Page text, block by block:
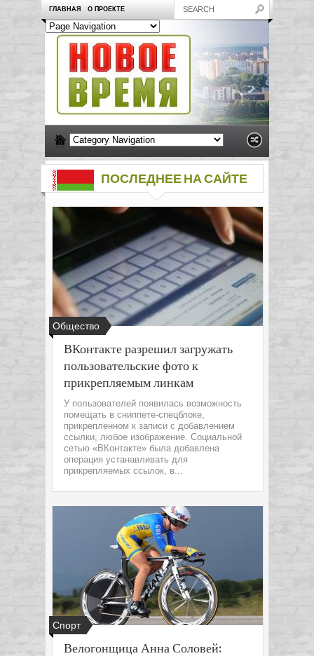
ГЛАВНАЯ О ПРОЕКТЕ
ПОСЛЕДНЕЕ НА САЙТЕ
Общество
ВКонтакте разрешил загружать
пользовательские фото к
прикрепляемым линкам
У пользователей появилась возможность
помещать в сниппете-спецблоке,
прикрепленном к записи с добавлением
ссылки, любое изображение. Социальной
сетью «ВКонтакте» была добавлена
операция устанавливать для
прикрепляемых ссылок, в...
Спорт
Велогонщица Анна Соловей: